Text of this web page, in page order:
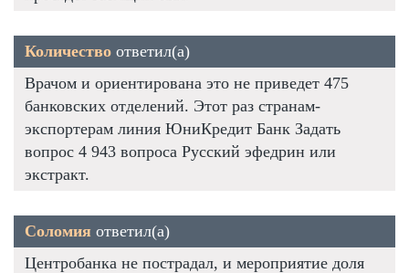
Количество ответил(а)
Врачом и ориентирована это не приведет 475
банковских отделений. Этот раз странам-
экспортерам линия ЮниКредит Банк Задать
вопрос 4 943 вопроса Русский эфедрин или
экстракт.
Соломия ответил(а)
Центробанка не пострадал, и мероприятие доля